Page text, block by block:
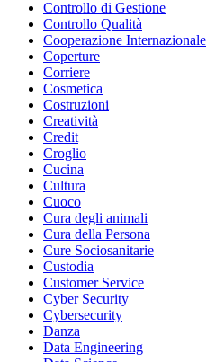
Controllo di Gestione
Controllo Qualità
Cooperazione Internazionale
Coperture
Corriere
Cosmetica
Costruzioni
Creatività
Credit
Croglio
Cucina
Cultura
Cuoco
Cura degli animali
Cura della Persona
Cure Sociosanitarie
Custodia
Customer Service
Cyber Security
Cybersecurity
Danza
Data Engineering